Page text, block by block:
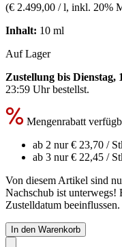
(€ 2.499,00 / l, inkl. 20%
Inhalt: 10 ml
Auf Lager
Zustellung bis Dienstag,
23:59 Uhrbestellst.
Mengenrabatt
ab 2 nur€ 23,70 /
ab 3 nur€ 22,45 /
Von diesem Artikel sind
Nachschub ist unterwegs!
Zustelldatum beeinflussen.
In den Warenkorb